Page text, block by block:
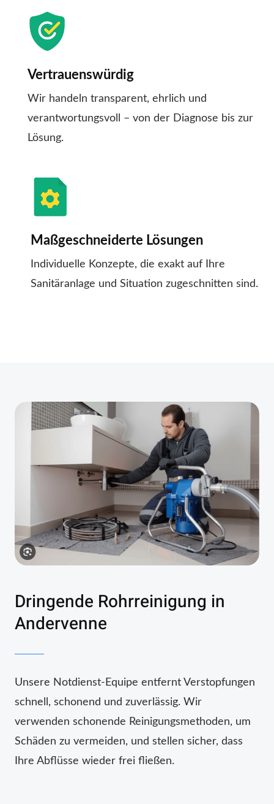
Vertrauenswürdig
Wir handeln transparent, ehrlich und
verantwortungsvoll – von der Diagnose bis zur
Lösung.
Maßgeschneiderte Lösungen
Individuelle Konzepte, die exakt auf Ihre
Sanitäranlage und Situation zugeschnitten sind.
Dringende Rohrreinigung in
Andervenne
Unsere Notdienst-Equipe entfernt Verstopfungen
schnell, schonend und zuverlässig. Wir
verwenden schonende Reinigungsmethoden, um
Schäden zu vermeiden, und stellen sicher, dass
Ihre Abflüsse wieder frei fließen.